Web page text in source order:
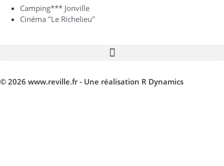
Camping*** Jonville
Cinéma "Le Richelieu"
© 2026 www.reville.fr - Une réalisation R Dynamics